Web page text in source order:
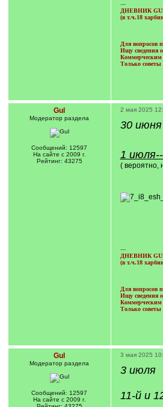
---
ДНЕВНИК
(в т.ч.18
Для вопросов
Ищу сведения
Коммерческим
Только советы
Gul
Модератор раздела
Сообщений: 12597
На сайте с 2009 г.
Рейтинг: 43275
2 мая 2025
30 июня
1
( вероятно,
---
ДНЕВНИК
(в т.ч.18
Для вопросов
Ищу сведения
Коммерческим
Только советы
Gul
Модератор раздела
Сообщений: 12597
На сайте с 2009 г.
3 мая 2025
3 июля
11-й и